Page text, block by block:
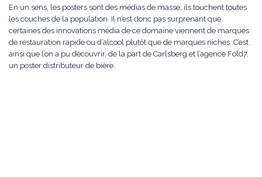
En un sens, les posters sont des médias de masse; ils touchent toutes
les couches de la population. Il n’est donc pas surprenant que
certaines des innovations média de ce domaine viennent de marques
de restauration rapide ou d’alcool plutôt que de marques niches. C’est
ainsi que l’on a pu découvrir, de la part de Carlsberg et l’agence Fold7,
un poster distributeur de bière.